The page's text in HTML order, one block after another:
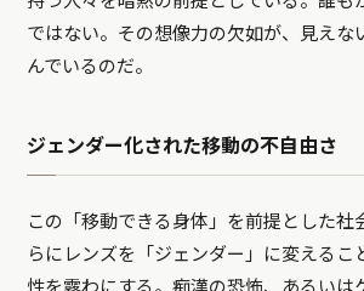
ではない。その想像力の欠如が、見えな
んでいるのだ。
ジェンダー化された移動の不自由さ
この「移動できる身体」を前提とした社
らにレンズを「ジェンダー」に変えるこ